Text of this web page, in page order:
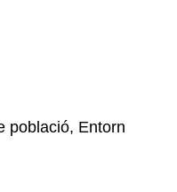
població, Entorn